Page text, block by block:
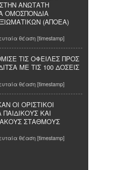
ΑΝΩΤΑΤΗ
ΟΜΟΣΠΟΝΔΙΑ
(ΑΠΟΕΑ)
θέαση [timestamp]
ΤΙΣ ΟΦΕΙΛΕΣ ΠΡΟΣ
ΜΕ ΤΙΣ 100 ΔΟΣΕΙΣ
θέαση [timestamp]
ΟΙ ΟΡΙΣΤΙΚΟΙ
ΠΑΙΔΙΚΟΥΣ ΚΑΙ
ΣΤΑΘΜΟΥΣ
θέαση [timestamp]